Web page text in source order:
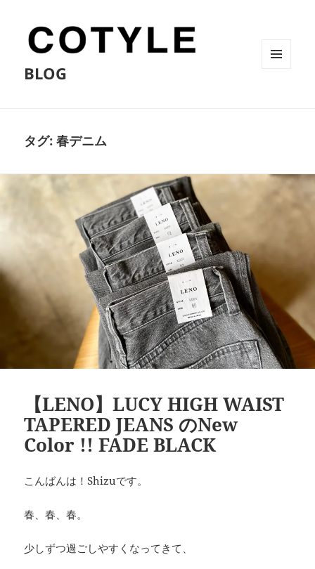
BLOG
タグ:春デニム
【LENO】LUCY HIGH WAIST
TAPERED JEANS のNew
Color !! FADE BLACK
こんばんは！Shizuです。
春、春、春。
少しずつ過ごしやすくなってきて、